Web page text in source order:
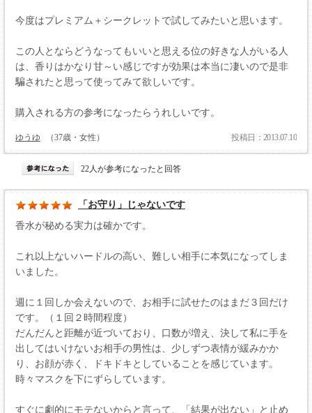
今度はプレミアム＋シークレットで試してみたいと思います。
この人とならどうなってもいいと思える位の好きな人がいる人
は、香りはかなり甘～い感じですが効果は本当に凄いので是非
騙されたと思って使ってみて欲しいです。
購入される方の参考になったらうれしいです。
ゆうゆ （37歳・女性） 投稿日：2013.07.10
22人が参考になったと回答
「お守り」じゃないです
香水が秘める実力は確かです。
これ以上ないハードルの高い、難しい相手に本気になってしま
いました。
週に１回しか会えないので、お相手に試せたのはまだ３回だけ
です。（１回２時間程度）
だんだんと距離が近づいており、口数が増え、決して私に手を
出してはいけないお相手の男性は、少しずつ表情が緩みかか
り、お顔が赤く、ドキドキとしていることを感じています。
時々マスクを下にずらしています。
すぐに劇的にモテないからと言って、「結果が出ない」と止め